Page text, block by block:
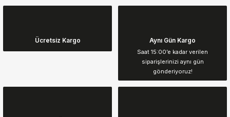
Görüş ve önerileriniz için teşekkür ederiz.
Ürün resmi kalitesiz, bozuk veya görüntülenemiyor.
Ürün açıklamasında eksik bilgiler bulunuyor.
Ücretsiz Kargo Aynı Gün Kargo
Saat 15:00’e kadar verilen
siparişlerinizi aynı gün
gönderiyoruz!